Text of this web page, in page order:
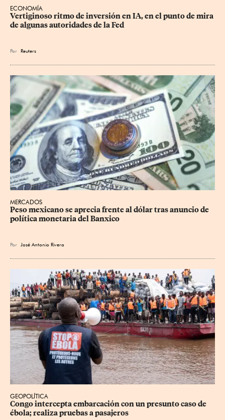
ECONOMÍA
Vertiginoso ritmo de inversión en IA, en el punto de mira
de algunas autoridades de la Fed
Por Reuters
MERCADOS
Peso mexicano se aprecia frente al dólar tras anuncio de
política monetaria del Banxico
Por José Antonio Rivera
GEOPOLÍTICA
Congo intercepta embarcación con un presunto caso de
ébola; realiza pruebas a pasajeros